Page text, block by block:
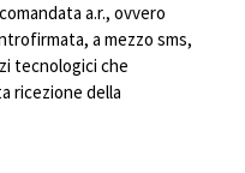
a.r., ovvero
a mezzo sms,
tecnologici che
ricezione della